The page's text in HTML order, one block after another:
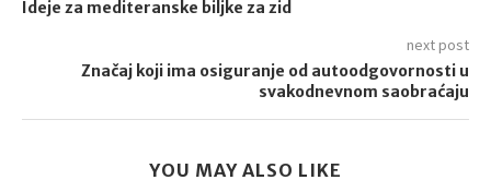
Ideje za mediteranske biljke za zid
next post
Značaj koji ima osiguranje od autoodgovornosti u
svakodnevnom saobraćaju
YOU MAY ALSO LIKE